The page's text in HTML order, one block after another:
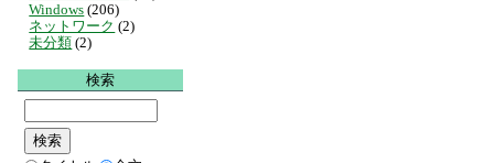
Windows (206)
ネットワーク (2)
未分類 (2)
検索